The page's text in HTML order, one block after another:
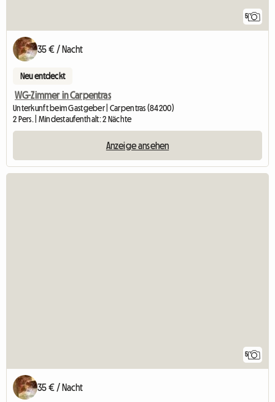
5
35 € / Nacht
Neu entdeckt
WG-Zimmer in Carpentras
Unterkunft beim Gastgeber | Carpentras (84200)
2 Pers. | Mindestaufenthalt: 2 Nächte
Anzeige ansehen
5
35 € / Nacht